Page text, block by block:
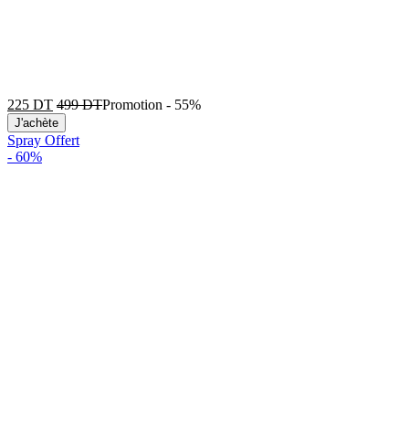
225 DT 499DTPromotion - 55%
J'achète
Spray Offert
- 60%